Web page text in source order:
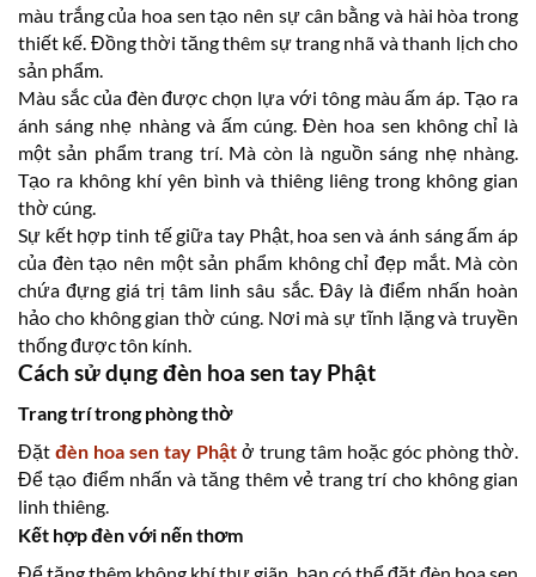
màu trắng của hoa sen tạo nên sự cân bằng và hài hòa trong
thiết kế. Đồng thời tăng thêm sự trang nhã và thanh lịch cho
sản phẩm.
Màu sắc của đèn được chọn lựa với tông màu ấm áp. Tạo ra
ánh sáng nhẹ nhàng và ấm cúng. Đèn hoa sen không chỉ là
một sản phẩm trang trí. Mà còn là nguồn sáng nhẹ nhàng.
Tạo ra không khí yên bình và thiêng liêng trong không gian
thờ cúng.
Sự kết hợp tinh tế giữa tay Phật, hoa sen và ánh sáng ấm áp
của đèn tạo nên một sản phẩm không chỉ đẹp mắt. Mà còn
chứa đựng giá trị tâm linh sâu sắc. Đây là điểm nhấn hoàn
hảo cho không gian thờ cúng. Nơi mà sự tĩnh lặng và truyền
thống được tôn kính.
Cách sử dụng đèn hoa sen tay Phật
Trang trí trong phòng thờ
Đặt đèn hoa sen tay Phật ở trung tâm hoặc góc phòng thờ.
Để tạo điểm nhấn và tăng thêm vẻ trang trí cho không gian
linh thiêng.
Kết hợp đèn với nến thơm